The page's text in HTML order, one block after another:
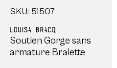
SKU: 51507
Soutien Gorge sans
armature Bralette